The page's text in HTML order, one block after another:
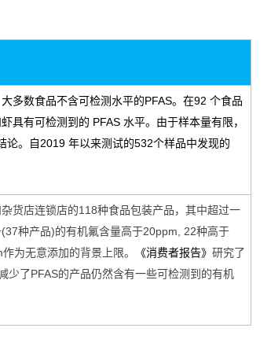
多数食品不含可检测水平的PFAS。在92 个食品
具有可检测到的 PFAS 水平。由于样本量有限，
论。自2019 年以来测试的532个样品中发现的
货店连锁店的118种食品包装产品，其中超过一
(37种产品)的有机氟含量高于20ppm, 22种高于
作为无意添加的背景上限。 《消费者报告》 研究了
少了PFAS的产品仍然含有一些可检测到的有机